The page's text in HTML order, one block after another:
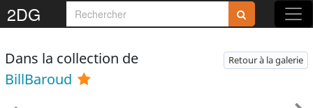
2DG
Dans la collection de
BillBaroud
Retour à la galerie